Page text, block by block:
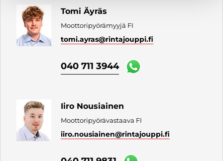
Tomi Äyräs
Moottoripyörämyyjä FI
tomi.ayras@rintajouppi.fi
040 711 3944
Iiro Nousiainen
Moottoripyörävastaava FI
iiro.nousiainen@rintajouppi.fi